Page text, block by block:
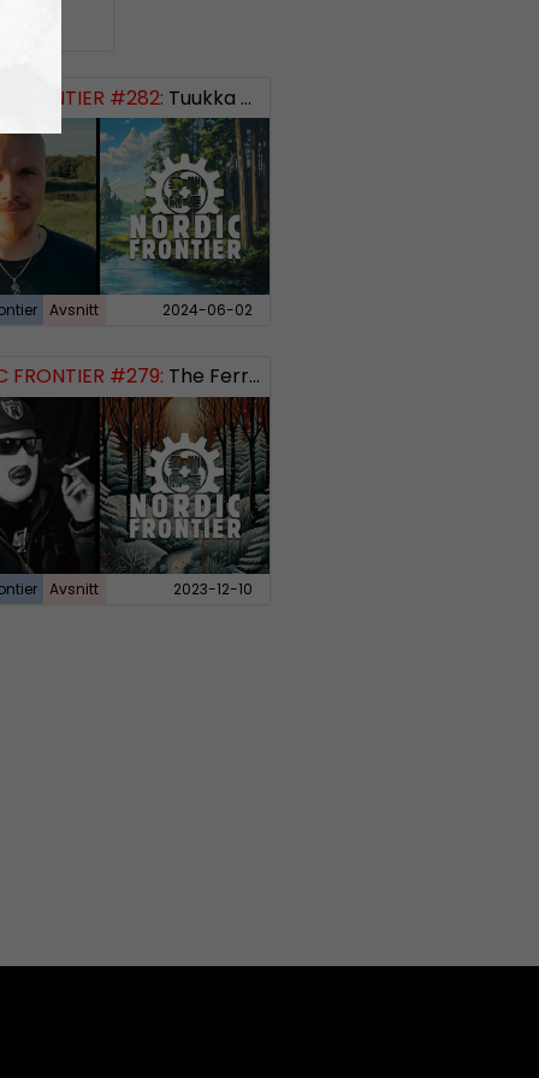
FRONTIER #282: Tuukka Kuru of Sinimusta Liike
Avsnitt 2024-06-02
FRONTIER #279: The Ferryman’s Toll
Avsnitt 2023-12-10